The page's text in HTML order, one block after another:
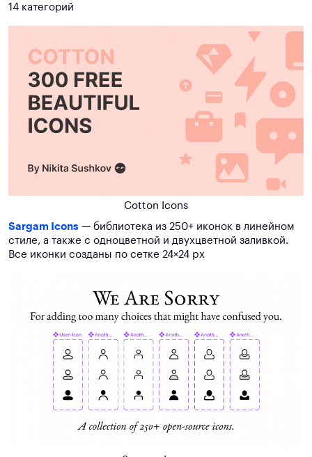
14 категорий
Cotton Icons
Sargam Icons — библиотека из 250+ иконок в линейном
стиле, а также с одноцветной и двухцветной заливкой.
Все иконки созданы по сетке 24×24 px